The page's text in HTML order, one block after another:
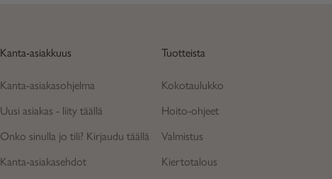
Kanta-asiakkuus
Kanta-asiakasohjelma
Uusi asiakas - liity täällä
Onko sinulla jo tili? Kirjaudu täällä
Kanta-asiakasehdot
Tuotteista
Kokotaulukko
Hoito-ohjeet
Valmistus
Kiertotalous